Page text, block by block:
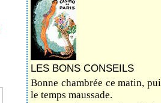
LES BONS CONSEILS
Bonne chambrée ce matin,
le temps maussade.